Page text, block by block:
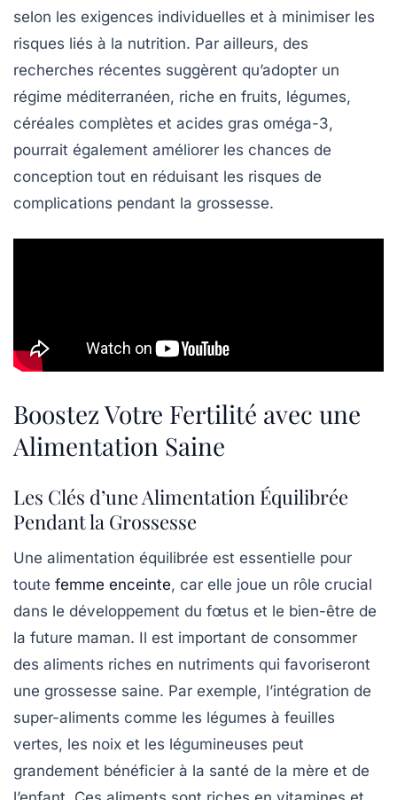
selon les exigences individuelles et à minimiser les
risques liés à la nutrition. Par ailleurs, des
recherches récentes suggèrent qu’adopter un
régime méditerranéen, riche en fruits, légumes,
céréales complètes et acides gras oméga-3,
pourrait également améliorer les chances de
conception tout en réduisant les risques de
complications pendant la grossesse.
Boostez Votre Fertilité avec une
Alimentation Saine
Les Clés d’une Alimentation Équilibrée
Pendant la Grossesse
Une alimentation équilibrée est essentielle pour
toute femme enceinte, car elle joue un rôle crucial
dans le développement du fœtus et le bien-être de
la future maman. Il est important de consommer
des aliments riches en nutriments qui favoriseront
une grossesse saine. Par exemple, l’intégration de
super-aliments comme les légumes à feuilles
vertes, les noix et les légumineuses peut
grandement bénéficier à la santé de la mère et de